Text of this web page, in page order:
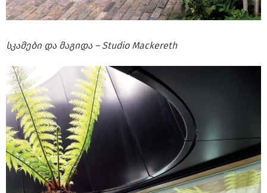
სკამები და მაგიდა – Studio Mackereth